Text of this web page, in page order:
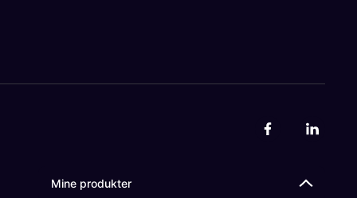
Mine produkter